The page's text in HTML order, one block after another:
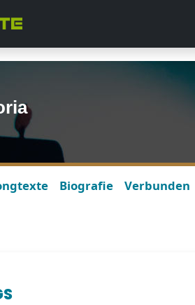
Biografie Verbunden